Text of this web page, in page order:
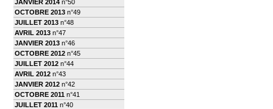
JANVIER 2014 n°50
OCTOBRE 2013 n°49
JUILLET 2013 n°48
AVRIL 2013 n°47
JANVIER 2013 n°46
OCTOBRE 2012 n°45
JUILLET 2012 n°44
AVRIL 2012 n°43
JANVIER 2012 n°42
OCTOBRE 2011 n°41
JUILLET 2011 n°40